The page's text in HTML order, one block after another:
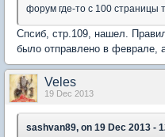
форум где-то с 100 страницы
Спсиб, стр.109, нашел.
было отправлено в феврале,
Veles
19 Dec 2013
sashvan89, on 19 Dec 2013 -